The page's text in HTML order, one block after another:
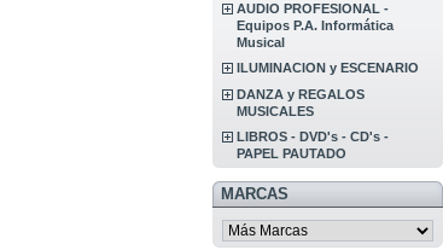
AUDIO PROFESIONAL -
Equipos P.A. Informática
Musical
ILUMINACION y ESCENARIO
DANZA y REGALOS
MUSICALES
LIBROS - DVD's - CD's -
PAPEL PAUTADO
MARCAS